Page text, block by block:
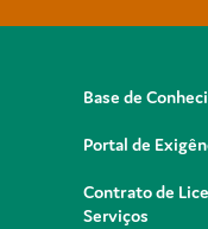
Base de
Portal de
Contrato de
Serviços